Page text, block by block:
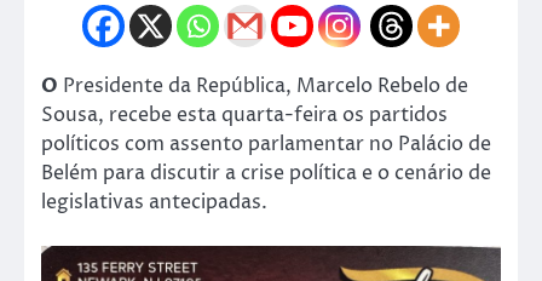
O Presidente da República, Marcelo Rebelo de
Sousa, recebe esta quarta-feira os partidos
políticos com assento parlamentar no Palácio de
Belém para discutir a crise política e o cenário de
legislativas antecipadas.